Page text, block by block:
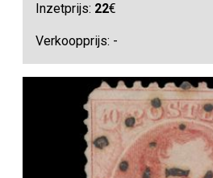
Inzetprijs: 22€
Verkoopprijs: -